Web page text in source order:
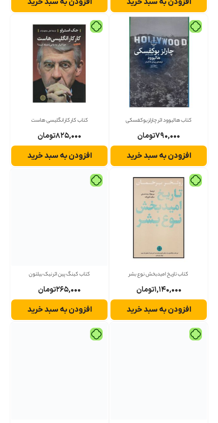
افزودن به سبد خرید افزودن به سبد خرید
کتاب هالیوود اثر چارلز بوکفسکی
۷۹۰,۰۰۰تومان
افزودن به سبد خرید
کتاب کار کار انگلیسی هاست
۸۲۵,۰۰۰تومان
افزودن به سبد خرید
کتاب تاریخ امیدبخش نوع بشر
۱,۱۴۰,۰۰۰تومان
افزودن به سبد خرید
کتاب كينگ پين اثر نيک بيلتون
۲۶۵,۰۰۰تومان
افزودن به سبد خرید